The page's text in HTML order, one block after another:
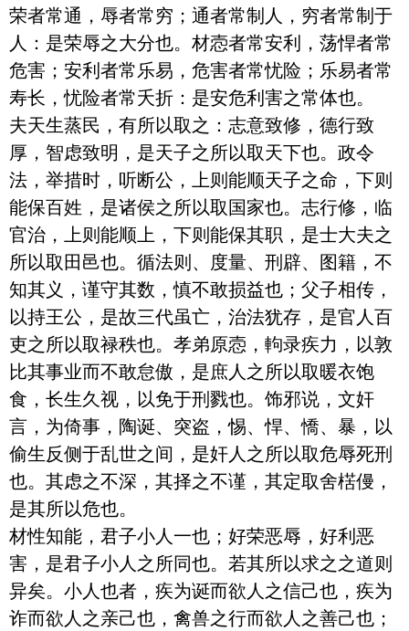
荣者常通，辱者常穷；通者常制人，穷者常制于
人：是荣辱之大分也。材悫者常安利，荡悍者常
危害；安利者常乐易，危害者常忧险；乐易者常
寿长，忧险者常夭折：是安危利害之常体也。
夫天生蒸民，有所以取之：志意致修，德行致
厚，智虑致明，是天子之所以取天下也。政令
法，举措时，听断公，上则能顺天子之命，下则
能保百姓，是诸侯之所以取国家也。志行修，临
官治，上则能顺上，下则能保其职，是士大夫之
所以取田邑也。循法则、度量、刑辟、图籍，不
知其义，谨守其数，慎不敢损益也；父子相传，
以持王公，是故三代虽亡，治法犹存，是官人百
吏之所以取禄秩也。孝弟原悫，軥录疾力，以敦
比其事业而不敢怠傲，是庶人之所以取暖衣饱
食，长生久视，以免于刑戮也。饰邪说，文奸
言，为倚事，陶诞、突盗，惕、悍、憍、暴，以
偷生反侧于乱世之间，是奸人之所以取危辱死刑
也。其虑之不深，其择之不谨，其定取舍楛僈，
是其所以危也。
材性知能，君子小人一也；好荣恶辱，好利恶
害，是君子小人之所同也。若其所以求之之道则
异矣。小人也者，疾为诞而欲人之信己也，疾为
诈而欲人之亲己也，禽兽之行而欲人之善己也；